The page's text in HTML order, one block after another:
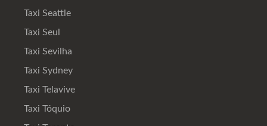
Taxi Seattle
Taxi Seul
Taxi Sevilha
Taxi Sydney
Taxi Telavive
Taxi Tóquio